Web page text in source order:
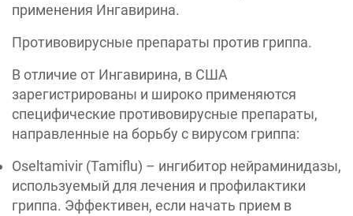
применения Ингавирина.
Противовирусные препараты против гриппа.
В отличие от Ингавирина, в США
зарегистрированы и широко применяются
специфические противовирусные препараты,
направленные на борьбу с вирусом гриппа:
Oseltamivir (Tamiflu) – ингибитор нейраминидазы,
используемый для лечения и профилактики
гриппа. Эффективен, если начать прием в